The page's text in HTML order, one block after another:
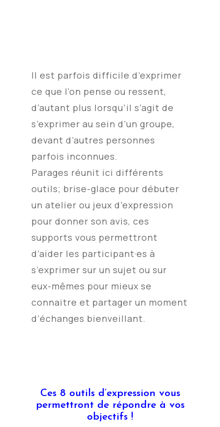
Il est parfois difficile d’exprimer
ce que l’on pense ou ressent,
d’autant plus lorsqu’il s’agit de
s’exprimer au sein d’un groupe,
devant d’autres personnes
parfois inconnues.
Parages réunit ici différents
outils; brise-glace pour débuter
un atelier ou jeux d’expression
pour donner son avis, ces
supports vous permettront
d’aider les participant·es à
s’exprimer sur un sujet ou sur
eux-mêmes pour mieux se
connaitre et partager un moment
d’échanges bienveillant.
Ces 8 outils d’expression vous
permettront de répondre à vos
objectifs !